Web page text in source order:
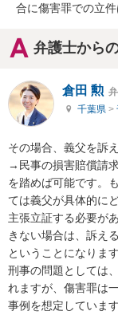
合に傷害罪での立
弁護士から
倉田 勲
千葉県 >
その場合、義父を訴
→民事の損害賠償請
を踏めば可能です。
ては義父が具体的に
主張立証する必要が
きない場合は、訴え
ということになります
刑事の問題としては
れますが、傷害罪は
事例を想定していま